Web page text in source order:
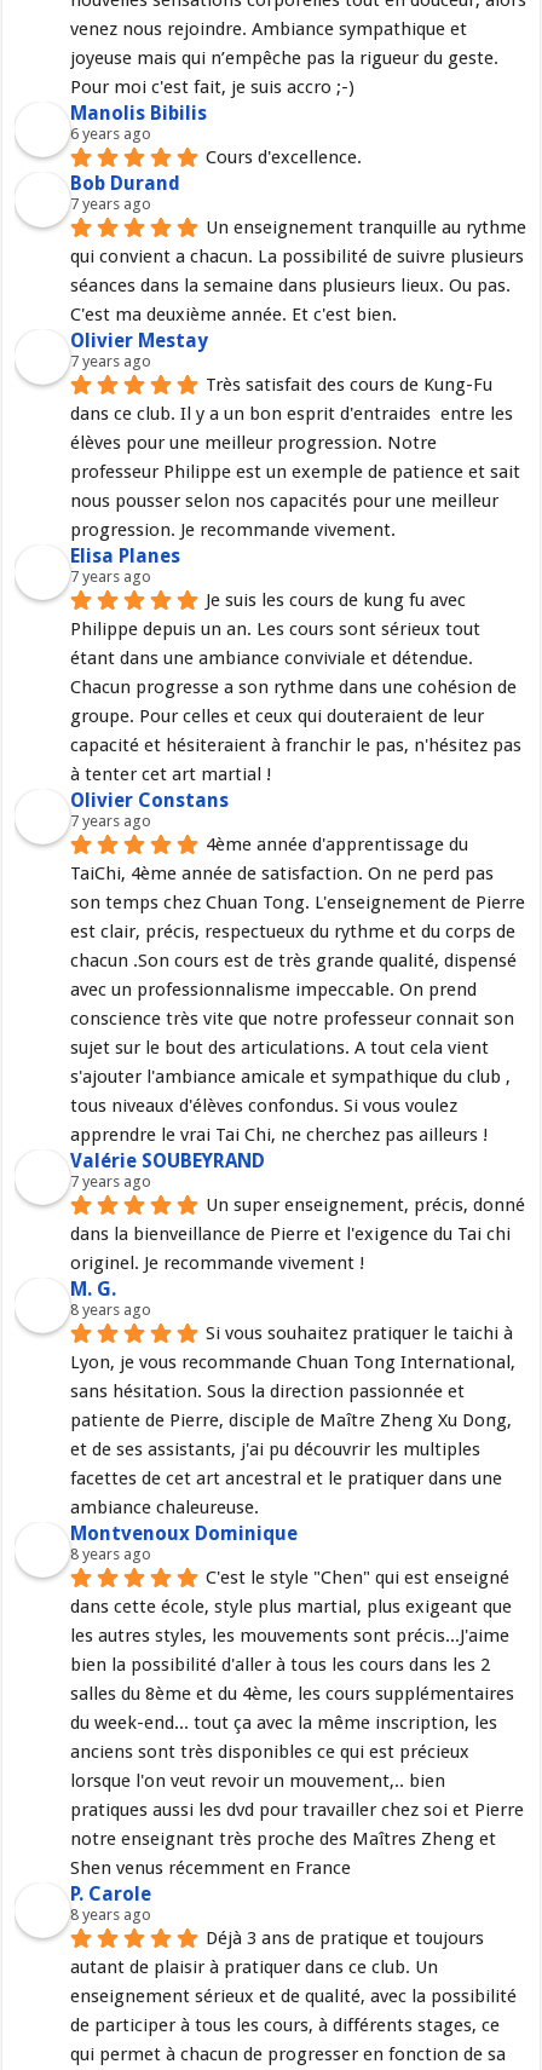
venez nous rejoindre. Ambiance sympathique et
joyeuse mais qui n’empêche pas la rigueur du geste.
Pour moi c'est fait, je suis accro ;-)
Manolis Bibilis
6 years ago
Cours d'excellence.
Bob Durand
7 years ago
Un enseignement tranquille au rythme
qui convient a chacun. La possibilité de suivre plusieurs
séances dans la semaine dans plusieurs lieux. Ou pas.
C'est ma deuxième année. Et c'est bien.
Olivier Mestay
7 years ago
Très satisfait des cours de Kung-Fu
dans ce club. Il y a un bon esprit d'entraides  entre les
élèves pour une meilleur progression. Notre
professeur Philippe est un exemple de patience et sait
nous pousser selon nos capacités pour une meilleur
progression. Je recommande vivement.
Elisa Planes
7 years ago
Je suis les cours de kung fu avec
Philippe depuis un an. Les cours sont sérieux tout
étant dans une ambiance conviviale et détendue.
Chacun progresse a son rythme dans une cohésion de
groupe. Pour celles et ceux qui douteraient de leur
capacité et hésiteraient à franchir le pas, n'hésitez pas
à tenter cet art martial !
Olivier Constans
7 years ago
4ème année d'apprentissage du
TaiChi, 4ème année de satisfaction. On ne perd pas
son temps chez Chuan Tong. L'enseignement de Pierre
est clair, précis, respectueux du rythme et du corps de
chacun .Son cours est de très grande qualité, dispensé
avec un professionnalisme impeccable. On prend
conscience très vite que notre professeur connait son
sujet sur le bout des articulations. A tout cela vient
s'ajouter l'ambiance amicale et sympathique du club ,
tous niveaux d'élèves confondus. Si vous voulez
apprendre le vrai Tai Chi, ne cherchez pas ailleurs !
Valérie SOUBEYRAND
7 years ago
Un super enseignement, précis, donné
dans la bienveillance de Pierre et l'exigence du Tai chi
originel. Je recommande vivement !
M. G.
8 years ago
Si vous souhaitez pratiquer le taichi à
Lyon, je vous recommande Chuan Tong International,
sans hésitation. Sous la direction passionnée et
patiente de Pierre, disciple de Maître Zheng Xu Dong,
et de ses assistants, j'ai pu découvrir les multiples
facettes de cet art ancestral et le pratiquer dans une
ambiance chaleureuse.
Montvenoux Dominique
8 years ago
C'est le style "Chen" qui est enseigné
dans cette école, style plus martial, plus exigeant que
les autres styles, les mouvements sont précis...J'aime
bien la possibilité d'aller à tous les cours dans les 2
salles du 8ème et du 4ème, les cours supplémentaires
du week-end... tout ça avec la même inscription, les
anciens sont très disponibles ce qui est précieux
lorsque l'on veut revoir un mouvement,.. bien
pratiques aussi les dvd pour travailler chez soi et Pierre
notre enseignant très proche des Maîtres Zheng et
Shen venus récemment en France
P. Carole
8 years ago
Déjà 3 ans de pratique et toujours
autant de plaisir à pratiquer dans ce club. Un
enseignement sérieux et de qualité, avec la possibilité
de participer à tous les cours, à différents stages, ce
qui permet à chacun de progresser en fonction de sa